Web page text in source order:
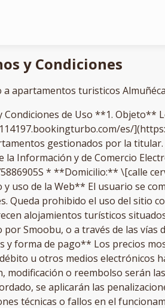
y Condiciones
a apartamentos turisticos
Condiciones de Uso **1. Objeto**
es/
gestionados por la
la Información y de Comercio
* **Domicilio:** \[calle
y uso de la Web** El usuario se
Queda prohibido el uso del sitio
alojamientos turísticos
por Smoobu, o a través de las
y forma de pago** Los precios
u otros medios electrónicos
modificación o reembolso serán
se aplicarán las
técnicas o fallos en el